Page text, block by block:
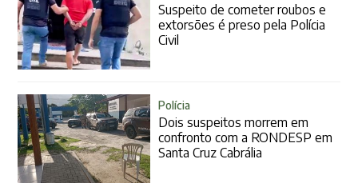
Suspeito de cometer roubos e
extorsões é preso pela Polícia
Civil
Polícia
Dois suspeitos morrem em
confronto com a RONDESP em
Santa Cruz Cabrália